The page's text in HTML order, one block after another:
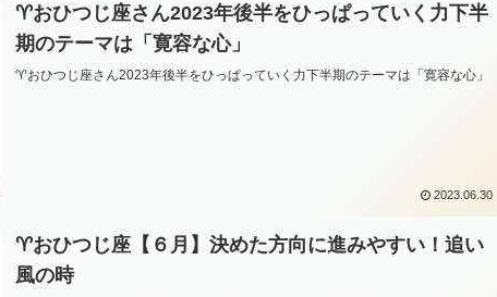
♈️おひつじ座さん2023年後半をひっぱっていく力下半
期のテーマは「寛容な心」
♈️おひつじ座さん2023年後半をひっぱっていく力下半期のテーマは「寛容な心」
2023.06.30
♈️おひつじ座【６月】決めた方向に進みやすい！追い
風の時